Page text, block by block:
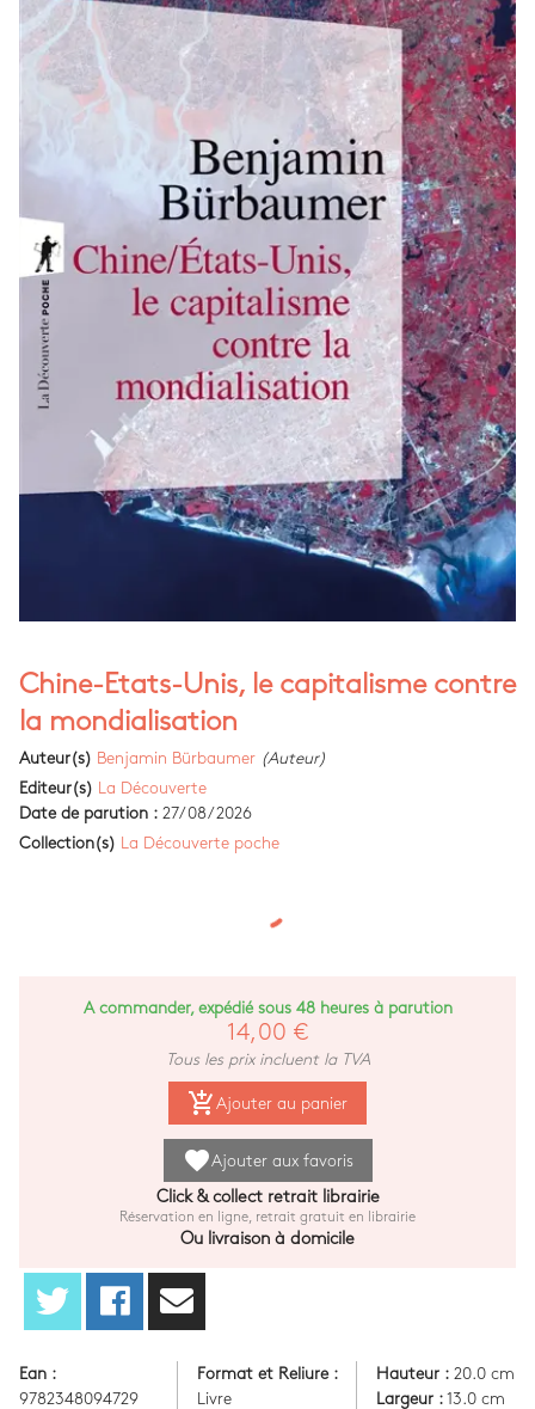
Chine-Etats-Unis, le capitalisme contre
la mondialisation
Auteur(s) Benjamin Bürbaumer (Auteur)
Editeur(s)
La Découverte
Date de parution : 27/08/2026
Collection(s)
La Découverte poche
A commander, expédié sous 48 heures à parution
14,00 €
Tous les prix incluent la TVA
add_shopping_cart Ajouter au panier
favoriteAjouter aux favoris
Click & collect retrait librairie
Réservation en ligne, retrait gratuit en librairie
Ou livraison à domicile
Ean :
9782348094729
Format et Reliure :
Livre
Hauteur :20.0 cm
Largeur :13.0 cm